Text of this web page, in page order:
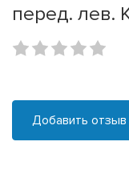
перед. лев.
Добавить отзыв